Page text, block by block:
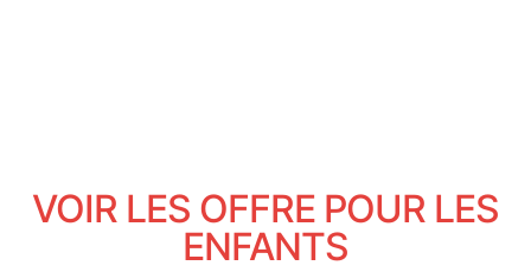
VOIR LES OFFRE POUR LES
ENFANTS